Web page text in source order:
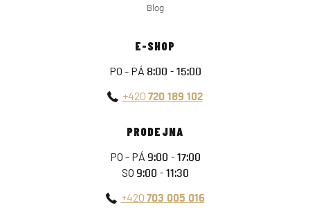
Blog
E-SHOP
PO - PÁ 8:00 - 15:00
+420 720 189 102
PRODEJNA
PO - PÁ 9:00 - 17:00
SO 9:00 - 11:30
+420 703 005 016